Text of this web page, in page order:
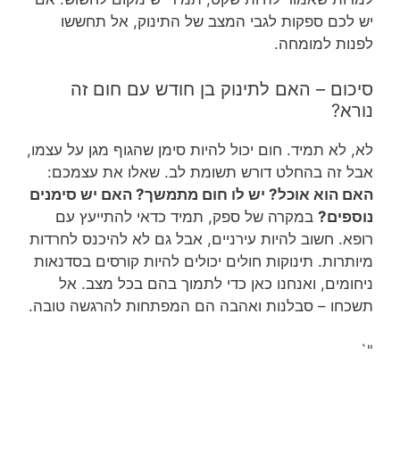
יש לכם ספקות לגבי המצב של התינוק, אל תחששו
לפנות למומחה.
סיכום – האם לתינוק בן חודש עם חום זה
נורא?
לא, לא תמיד. חום יכול להיות סימן שהגוף מגן על עצמו,
אבל זה בהחלט דורש תשומת לב. שאלו את עצמכם:
האם הוא אוכל? יש לו חום מתמשך? האם יש סימנים
נוספים? במקרה של ספק, תמיד כדאי להתייעץ עם
רופא. חשוב להיות עירניים, אבל גם לא להיכנס לחרדות
מיותרות. תינוקות חולים יכולים להיות קורסים בסדנאות
ניחומים, ואנחנו כאן כדי לתמוך בהם בכל מצב. אל
תשכחו – סבלנות ואהבה הם המפתחות להרגשה טובה.
"`